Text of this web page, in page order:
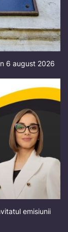
6 august 2026
emisiunii